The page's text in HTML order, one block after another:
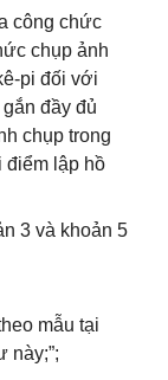
công chức
chụp ảnh
pi đối với
đầy đủ
chụp trong
điểm lập hồ
3 và khoản 5
mẫu tại
này;”;